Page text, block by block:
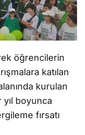
öğrencilerin
katılan
kurulan
boyunca
fırsatı